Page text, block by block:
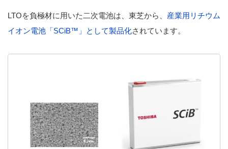
LTOを負極材に用いた二次電池は、東芝から、 産業用リチウム
イオン電池「SCiB™」として製品化されています。